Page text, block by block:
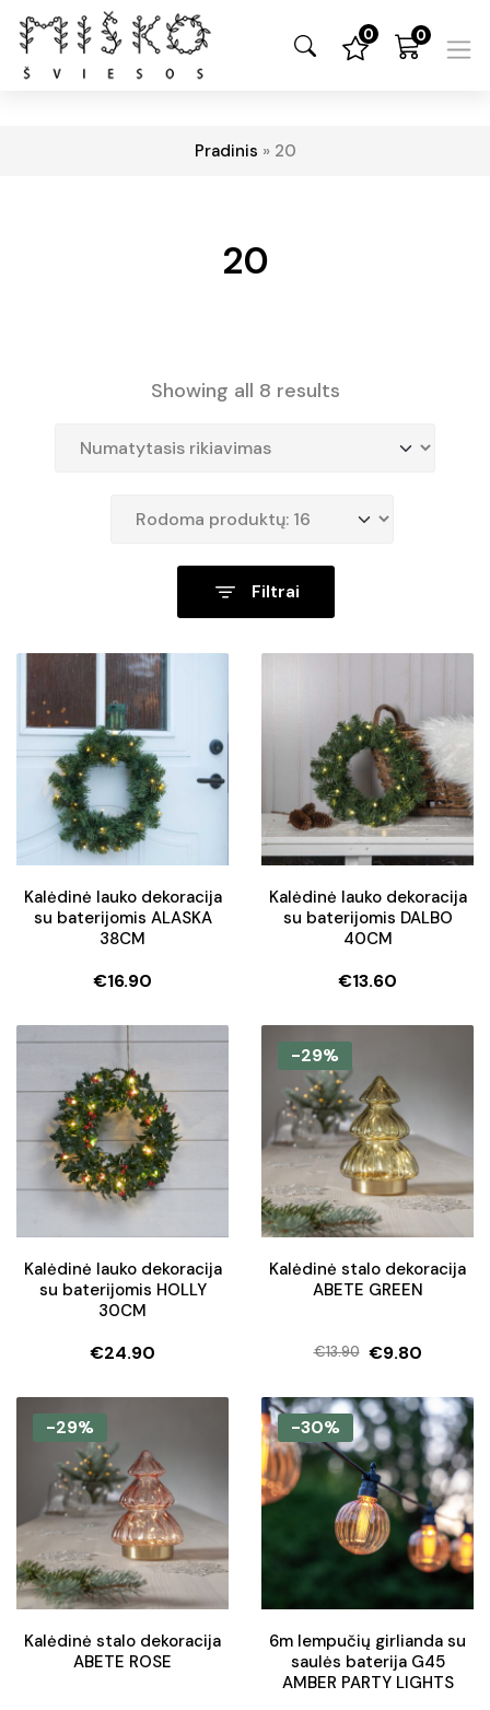
0 0
Pradinis » 20
20
Showing all 8 results
Filtrai
Kalėdinė lauko dekoracija
su baterijomis ALASKA
38CM
€16.90
Kalėdinė lauko dekoracija
su baterijomis DALBO
40CM
€13.60
Kalėdinė lauko dekoracija
su baterijomis HOLLY
30CM
€24.90
-29%
Kalėdinė stalo dekoracija
ABETE GREEN
€13.90
Original
price
was:
€13.90.
€9.80
Current
price
is:
€9.80.
-29%
Kalėdinė stalo dekoracija
ABETE ROSE
-30%
6m lempučių girlianda su
saulės baterija G45
AMBER PARTY LIGHTS